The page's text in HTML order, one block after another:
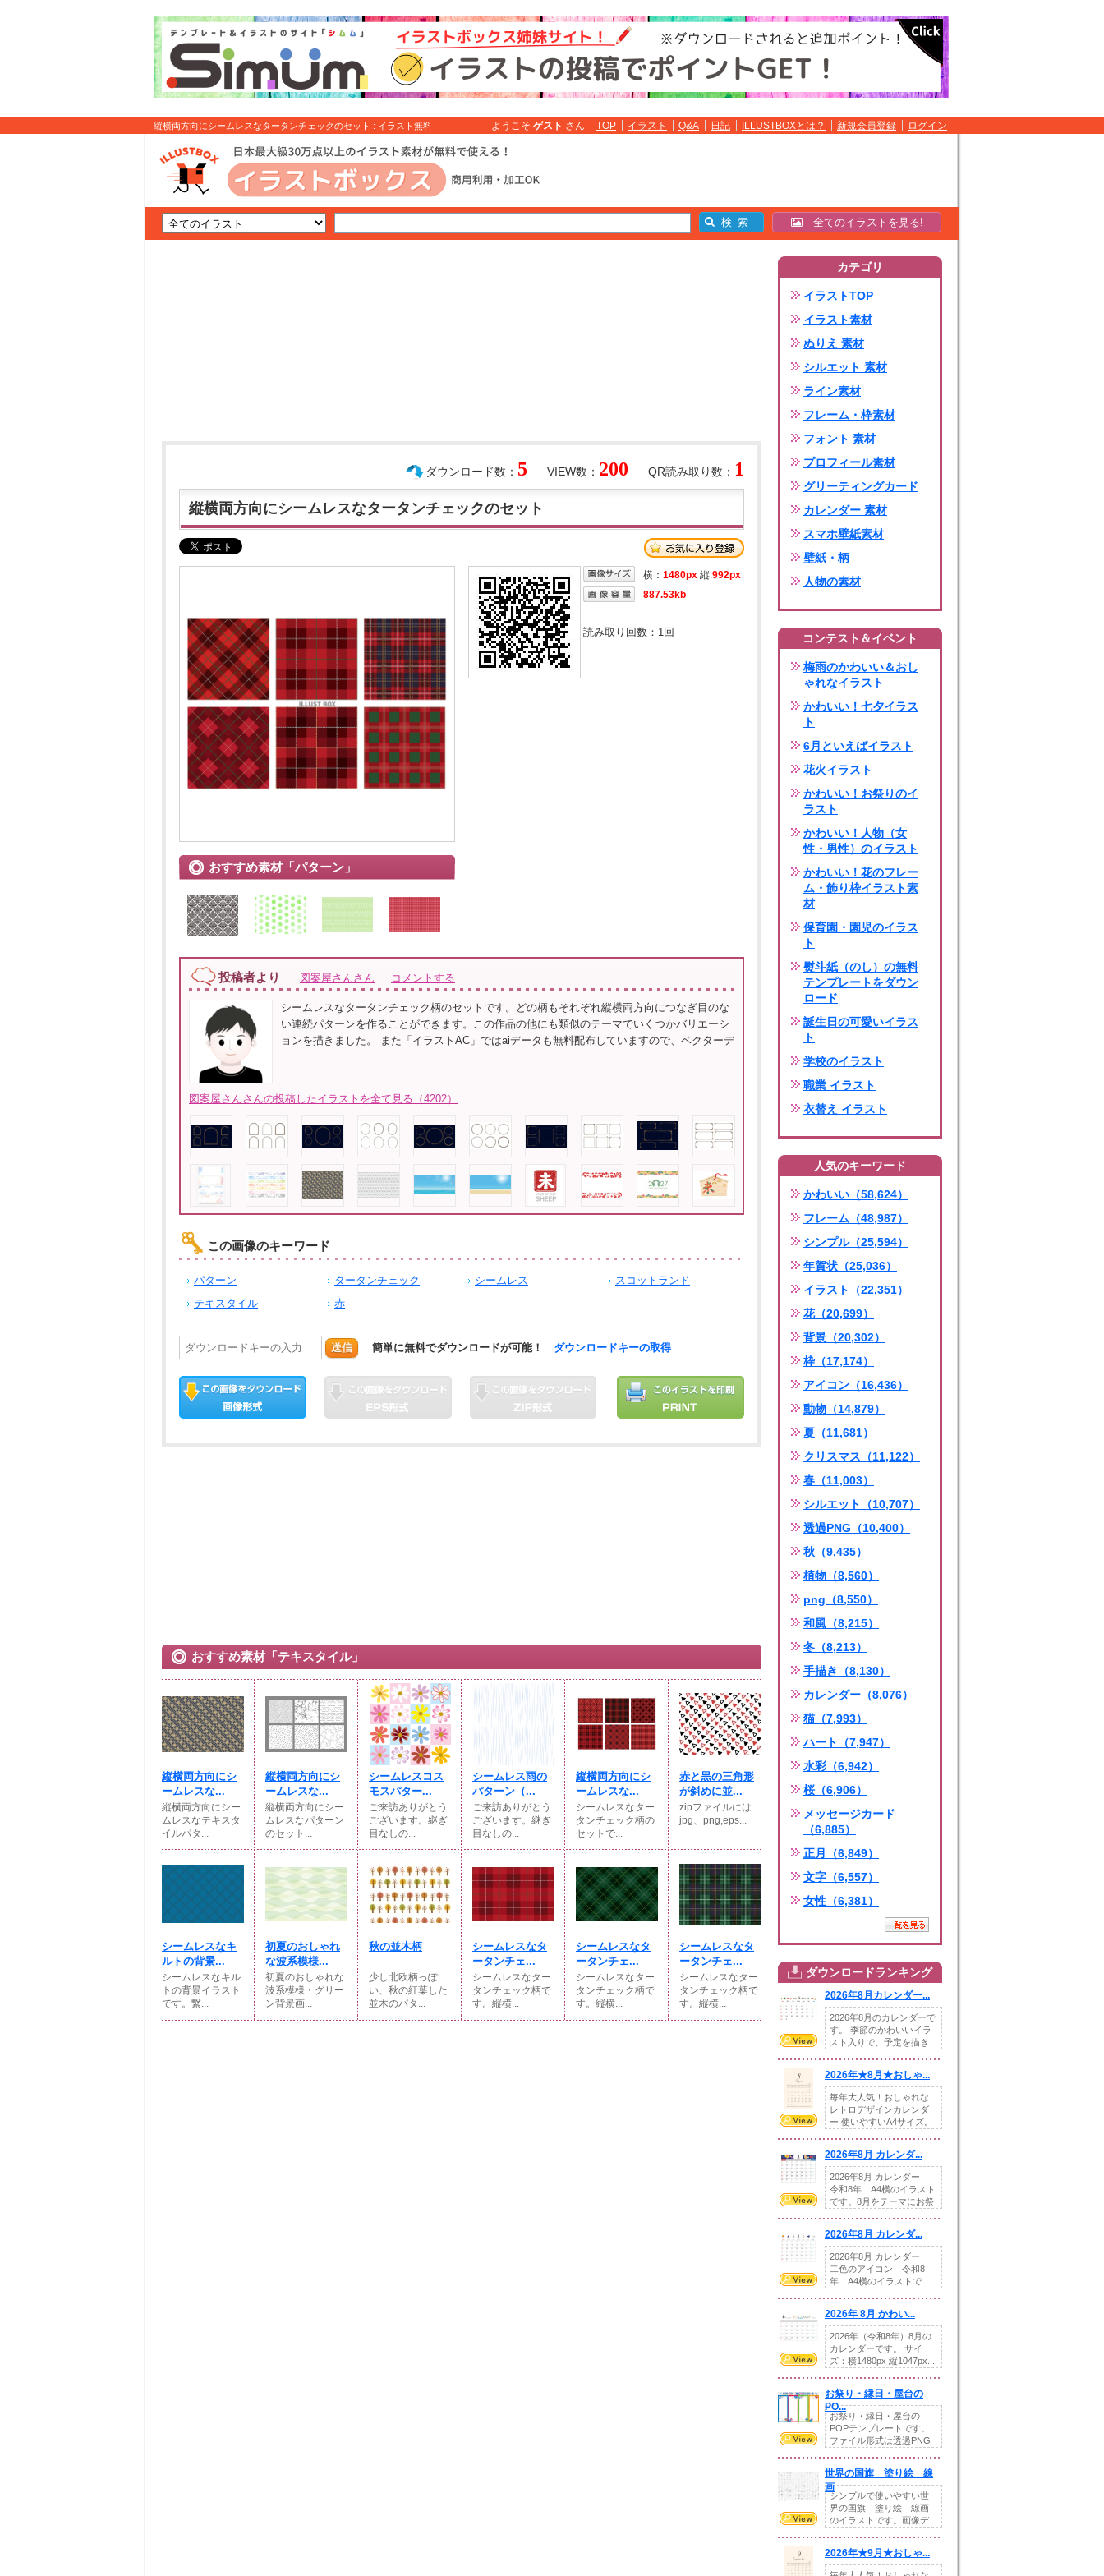
縦横両方向にシームレスなタータンチェックのセット : イラスト無料 ようこそ ゲスト さん TOP イラスト Q&A 日記 ILLUSTBOXとは？ 新規会員登録 ログイン
全てのイラストを見る!
QR読み取り数： 1
VIEW数： 200
ダウンロード数： 5
縦横両方向にシームレスなタータンチェックのセット
おすすめ素材「パターン」
横： 1480px 縦:992px
887.53kb
読み取り回数： 1回
投稿者より 図案屋さんさん コメントする
シームレスなタータンチェック柄のセットです。どの柄もそれぞれ縦横両方向につなぎ目のな
い連続パターンを作ることができます。この作品の他にも類似のテーマでいくつかバリエーシ
ョンを描きました。 また「イラストAC」ではaiデータも無料配布していますので、ベクターデ
図案屋さんさんの投稿したイラストを全て見る（4202）
この画像のキーワード
パターン タータンチェック シームレス
スコットランド
テキスタイル
赤
送信 簡単に無料でダウンロードが可能！ ダウンロードキーの取得
おすすめ素材「テキスタイル」
縦横両方向にシ
ームレスな...
縦横両方向にシー
ムレスなテキスタ
イルパタ...
縦横両方向にシ
ームレスな...
縦横両方向にシー
ムレスなパターン
のセット...
シームレスコス
モスパター...
ご来訪ありがとう
ございます。継ぎ
目なしの...
シームレス雨の
パターン（...
ご来訪ありがとう
ございます。継ぎ
目なしの...
縦横両方向にシ
ームレスな...
シームレスなター
タンチェック柄の
セットで...
赤と黒の三角形
が斜めに並...
zipファイルには
jpg、png,eps...
シームレスなキ
ルトの背景...
シームレスなキル
トの背景イラスト
です。繋...
初夏のおしゃれ
な波系模様...
初夏のおしゃれな
波系模様・グリー
ン背景画...
秋の並木柄
少し北欧柄っぽ
い、秋の紅葉した
並木のパタ...
シームレスなタ
ータンチェ...
シームレスなター
タンチェック柄で
す。縦横...
シームレスなタ
ータンチェ...
シームレスなター
タンチェック柄で
す。縦横...
シームレスなタ
ータンチェ...
シームレスなター
タンチェック柄で
す。縦横...
カテゴリ
イラストTOP
イラスト素材
ぬりえ 素材
シルエット 素材
ライン素材
フレーム・枠素材
フォント 素材
プロフィール素材
グリーティングカード
カレンダー 素材
スマホ壁紙素材
壁紙・柄
人物の素材
コンテスト＆イベント
梅雨のかわいい＆おし
ゃれなイラスト
かわいい！七夕イラス
ト
6月といえばイラスト
花火イラスト
かわいい！お祭りのイ
ラスト
かわいい！人物（女
性・男性）のイラスト
かわいい！花のフレー
ム・飾り枠イラスト素
材
保育園・園児のイラス
ト
熨斗紙（のし）の無料
テンプレートをダウン
ロード
誕生日の可愛いイラス
ト
学校のイラスト
職業 イラスト
衣替え イラスト
人気のキーワード
かわいい（58,624）
フレーム（48,987）
シンプル（25,594）
年賀状（25,036）
イラスト（22,351）
花（20,699）
背景（20,302）
枠（17,174）
アイコン（16,436）
動物（14,879）
夏（11,681）
クリスマス（11,122）
春（11,003）
シルエット（10,707）
透過PNG（10,400）
秋（9,435）
植物（8,560）
png（8,550）
和風（8,215）
冬（8,213）
手描き（8,130）
カレンダー（8,076）
猫（7,993）
ハート（7,947）
水彩（6,942）
桜（6,906）
メッセージカード
（6,885）
正月（6,849）
文字（6,557）
女性（6,381）
ダウンロードランキング
2026年8月カレンダー...
2026年8月のカレンダーで
す。 季節のかわいいイラ
スト入りで、予定を描き
2026年★8月★おしゃ...
毎年大人気！おしゃれな
レトロデザインカレンダ
ー 使いやすいA4サイズ。
2026年8月 カレンダ...
2026年8月 カレンダー
令和8年 A4横のイラスト
です。8月をテーマにお祭
2026年8月 カレンダ...
2026年8月 カレンダー
二色のアイコン 令和8
年 A4横のイラストで
2026年 8月 かわい...
2026年（令和8年）8月の
カレンダーです。 サイ
ズ：横1480px 縦1047px...
お祭り・縁日・屋台の
PO...
お祭り・縁日・屋台の
POPテンプレートです。
ファイル形式は透過PNG
世界の国旗 塗り絵 線
画
シンプルで使いやすい世
界の国旗 塗り絵 線画
のイラストです。画像デ
2026年★9月★おしゃ...